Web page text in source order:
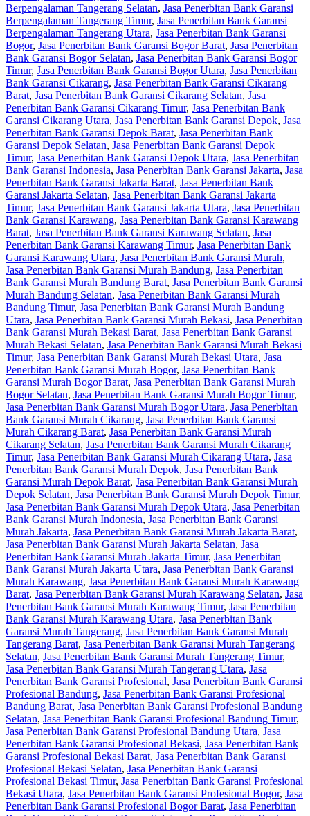
Berpengalaman Tangerang Selatan, Jasa Penerbitan Bank Garansi
Berpengalaman Tangerang Timur, Jasa Penerbitan Bank Garansi
Berpengalaman Tangerang Utara, Jasa Penerbitan Bank Garansi
Bogor, Jasa Penerbitan Bank Garansi Bogor Barat, Jasa Penerbitan
Bank Garansi Bogor Selatan, Jasa Penerbitan Bank Garansi Bogor
Timur, Jasa Penerbitan Bank Garansi Bogor Utara, Jasa Penerbitan
Bank Garansi Cikarang, Jasa Penerbitan Bank Garansi Cikarang
Barat, Jasa Penerbitan Bank Garansi Cikarang Selatan, Jasa
Penerbitan Bank Garansi Cikarang Timur, Jasa Penerbitan Bank
Garansi Cikarang Utara, Jasa Penerbitan Bank Garansi Depok, Jasa
Penerbitan Bank Garansi Depok Barat, Jasa Penerbitan Bank
Garansi Depok Selatan, Jasa Penerbitan Bank Garansi Depok
Timur, Jasa Penerbitan Bank Garansi Depok Utara, Jasa Penerbitan
Bank Garansi Indonesia, Jasa Penerbitan Bank Garansi Jakarta, Jasa
Penerbitan Bank Garansi Jakarta Barat, Jasa Penerbitan Bank
Garansi Jakarta Selatan, Jasa Penerbitan Bank Garansi Jakarta
Timur, Jasa Penerbitan Bank Garansi Jakarta Utara, Jasa Penerbitan
Bank Garansi Karawang, Jasa Penerbitan Bank Garansi Karawang
Barat, Jasa Penerbitan Bank Garansi Karawang Selatan, Jasa
Penerbitan Bank Garansi Karawang Timur, Jasa Penerbitan Bank
Garansi Karawang Utara, Jasa Penerbitan Bank Garansi Murah,
Jasa Penerbitan Bank Garansi Murah Bandung, Jasa Penerbitan
Bank Garansi Murah Bandung Barat, Jasa Penerbitan Bank Garansi
Murah Bandung Selatan, Jasa Penerbitan Bank Garansi Murah
Bandung Timur, Jasa Penerbitan Bank Garansi Murah Bandung
Utara, Jasa Penerbitan Bank Garansi Murah Bekasi, Jasa Penerbitan
Bank Garansi Murah Bekasi Barat, Jasa Penerbitan Bank Garansi
Murah Bekasi Selatan, Jasa Penerbitan Bank Garansi Murah Bekasi
Timur, Jasa Penerbitan Bank Garansi Murah Bekasi Utara, Jasa
Penerbitan Bank Garansi Murah Bogor, Jasa Penerbitan Bank
Garansi Murah Bogor Barat, Jasa Penerbitan Bank Garansi Murah
Bogor Selatan, Jasa Penerbitan Bank Garansi Murah Bogor Timur,
Jasa Penerbitan Bank Garansi Murah Bogor Utara, Jasa Penerbitan
Bank Garansi Murah Cikarang, Jasa Penerbitan Bank Garansi
Murah Cikarang Barat, Jasa Penerbitan Bank Garansi Murah
Cikarang Selatan, Jasa Penerbitan Bank Garansi Murah Cikarang
Timur, Jasa Penerbitan Bank Garansi Murah Cikarang Utara, Jasa
Penerbitan Bank Garansi Murah Depok, Jasa Penerbitan Bank
Garansi Murah Depok Barat, Jasa Penerbitan Bank Garansi Murah
Depok Selatan, Jasa Penerbitan Bank Garansi Murah Depok Timur,
Jasa Penerbitan Bank Garansi Murah Depok Utara, Jasa Penerbitan
Bank Garansi Murah Indonesia, Jasa Penerbitan Bank Garansi
Murah Jakarta, Jasa Penerbitan Bank Garansi Murah Jakarta Barat,
Jasa Penerbitan Bank Garansi Murah Jakarta Selatan, Jasa
Penerbitan Bank Garansi Murah Jakarta Timur, Jasa Penerbitan
Bank Garansi Murah Jakarta Utara, Jasa Penerbitan Bank Garansi
Murah Karawang, Jasa Penerbitan Bank Garansi Murah Karawang
Barat, Jasa Penerbitan Bank Garansi Murah Karawang Selatan, Jasa
Penerbitan Bank Garansi Murah Karawang Timur, Jasa Penerbitan
Bank Garansi Murah Karawang Utara, Jasa Penerbitan Bank
Garansi Murah Tangerang, Jasa Penerbitan Bank Garansi Murah
Tangerang Barat, Jasa Penerbitan Bank Garansi Murah Tangerang
Selatan, Jasa Penerbitan Bank Garansi Murah Tangerang Timur,
Jasa Penerbitan Bank Garansi Murah Tangerang Utara, Jasa
Penerbitan Bank Garansi Profesional, Jasa Penerbitan Bank Garansi
Profesional Bandung, Jasa Penerbitan Bank Garansi Profesional
Bandung Barat, Jasa Penerbitan Bank Garansi Profesional Bandung
Selatan, Jasa Penerbitan Bank Garansi Profesional Bandung Timur,
Jasa Penerbitan Bank Garansi Profesional Bandung Utara, Jasa
Penerbitan Bank Garansi Profesional Bekasi, Jasa Penerbitan Bank
Garansi Profesional Bekasi Barat, Jasa Penerbitan Bank Garansi
Profesional Bekasi Selatan, Jasa Penerbitan Bank Garansi
Profesional Bekasi Timur, Jasa Penerbitan Bank Garansi Profesional
Bekasi Utara, Jasa Penerbitan Bank Garansi Profesional Bogor, Jasa
Penerbitan Bank Garansi Profesional Bogor Barat, Jasa Penerbitan